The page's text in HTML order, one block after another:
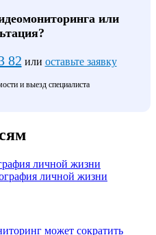
или
82 или оставьте заявку
и выезд специалиста
личной жизни
личной жизни
может сократить